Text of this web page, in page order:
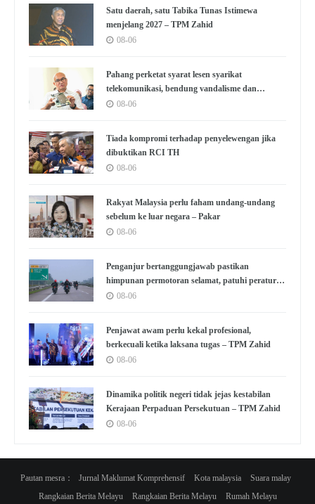
Satu daerah, satu Tabika Tunas Istimewa
menjelang 2027 – TPM Zahid
08-06
Pahang perketat syarat lesen syarikat
telekomunikasi, bendung vandalisme dan
kecurian
08-06
Tiada kompromi terhadap penyelewengan jika
dibuktikan RCI TH
08-06
Rakyat Malaysia perlu faham undang-undang
sebelum ke luar negara – Pakar
08-06
Penganjur bertanggungjawab pastikan
himpunan permotoran selamat, patuhi peraturan
– Pakar
08-06
Penjawat awam perlu kekal profesional,
berkecuali ketika laksana tugas – TPM Zahid
08-06
Dinamika politik negeri tidak jejas kestabilan
Kerajaan Perpaduan Persekutuan – TPM Zahid
08-06
Pautan mesra： Jurnal Maklumat Komprehensif Kota malaysia
Suara malay
Rangkaian Berita Melayu
Rangkaian Berita Melayu Rumah Melayu